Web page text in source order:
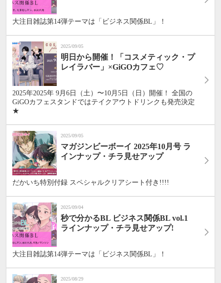
大注目雑誌第14弾テーマは「ビジネス関係BL」！
2025/09/05
明日から開催！「コスメティック・プ
レイラバー」×GiGOカフェ♡
2025年2025年 9⽉6⽇（⼟）〜10⽉5⽇（⽇）開催！ 全国の
GiGOカフェスタンドではテイクアウトドリンクも発売決定
★
2025/09/05
マガジンビーボーイ 2025年10月号 ラ
インナップ・チラ見せアップ
だかいち特別付録 スペシャルクリアシート付き!!!!
2025/09/04
秒で分かるBL ビジネス関係BL vol.1
ラインナップ・チラ見せアップ!
大注目雑誌第14弾テーマは「ビジネス関係BL」！
2025/08/29